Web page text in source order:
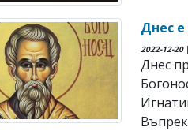
Днес
2022-12-20|
Днес